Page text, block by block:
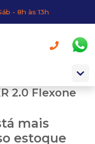
- 8h às 13h
2.0 Flexone
mais
estoque